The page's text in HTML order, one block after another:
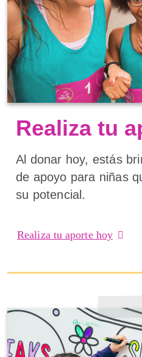
Realiza tu
Al donar hoy, estás
de apoyo para niñas
su potencial.
Realiza tu aporte hoy